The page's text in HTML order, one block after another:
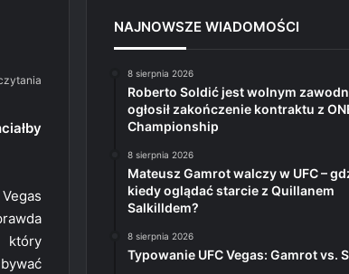
który
NAJNOWSZE WIADOMOŚCI
8 sierpnia 2026
Roberto Soldić jest wolnym
ogłosił zakończenie kontraktu z
Championship
8 sierpnia 2026
Mateusz Gamrot walczy w UFC –
kiedy oglądać starcie z Quillanem
Salkilldem?
8 sierpnia 2026
Typowanie UFC Vegas: Gamrot vs.